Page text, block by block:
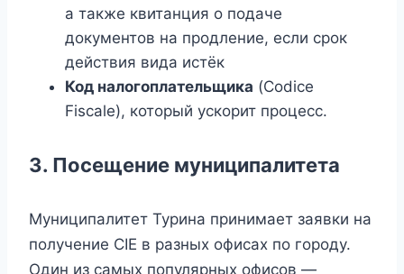
а также квитанция о подаче
документов на продление, если срок
действия вида истёк
Код налогоплательщика (Codice
Fiscale), который ускорит процесс.
3. Посещение муниципалитета
Муниципалитет Турина принимает заявки на
получение CIE в разных офисах по городу.
Один из самых популярных офисов —